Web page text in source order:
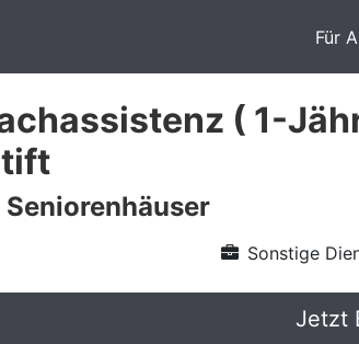
Für
( 1-
Sonstige
Jetzt